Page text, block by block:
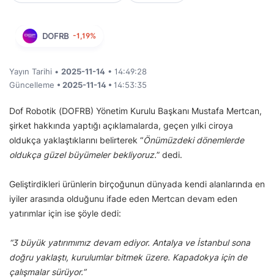
DOFRB -1,19%
Yayın Tarihi • 2025-11-14 • 14:49:28
Güncelleme • 2025-11-14 • 14:53:35
Dof Robotik (DOFRB) Yönetim Kurulu Başkanı Mustafa Mertcan,
şirket hakkında yaptığı açıklamalarda, geçen yılki ciroya
oldukça yaklaştıklarını belirterek “Önümüzdeki dönemlerde
oldukça güzel büyümeler bekliyoruz.” dedi.
Geliştirdikleri ürünlerin birçoğunun dünyada kendi alanlarında en
iyiler arasında olduğunu ifade eden Mertcan devam eden
yatırımlar için ise şöyle dedi:
“3 büyük yatırımımız devam ediyor. Antalya ve İstanbul sona
doğru yaklaştı, kurulumlar bitmek üzere. Kapadokya için de
çalışmalar sürüyor.”